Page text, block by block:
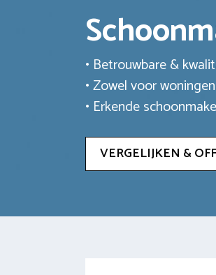
• Betrouwbare &
• Zowel voor
• Erkende
VERGELIJKEN &